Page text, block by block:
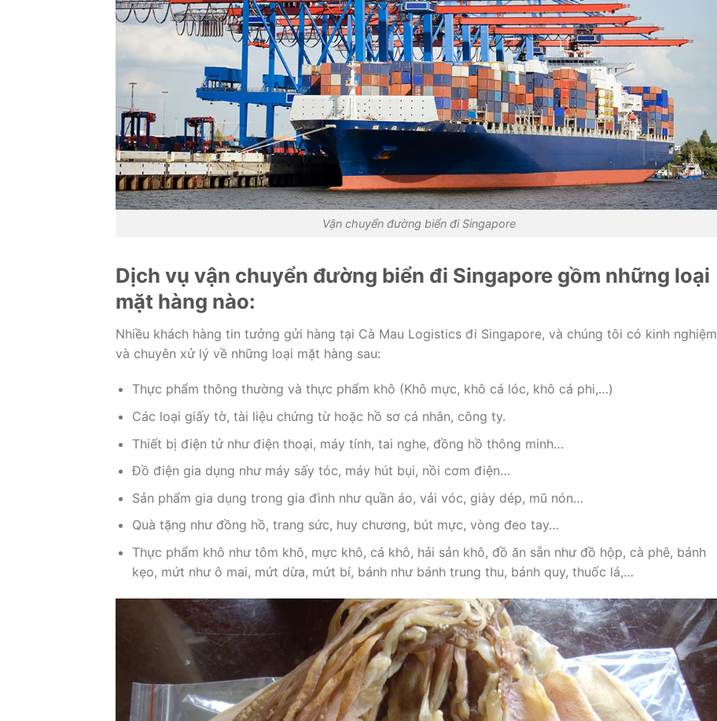
Vận chuyển đường biển đi Singapore
Dịch vụ vận chuyển đường biển đi Singapore gồm những loại
mặt hàng nào:
Nhiều khách hàng tin tưởng gửi hàng tại Cà Mau Logistics đi Singapore, và chúng tôi có kinh nghiệm
và chuyên xử lý về những loại mặt hàng sau:
Thực phẩm thông thường và thực phẩm khô (Khô mực, khô cá lóc, khô cá phi,…)
Các loại giấy tờ, tài liệu chứng từ hoặc hồ sơ cá nhân, công ty.
Thiết bị điện tử như điện thoại, máy tính, tai nghe, đồng hồ thông minh…
Đồ điện gia dụng như máy sấy tóc, máy hút bụi, nồi cơm điện…
Sản phẩm gia dụng trong gia đình như quần áo, vải vóc, giày dép, mũ nón…
Quà tặng như đồng hồ, trang sức, huy chương, bút mực, vòng đeo tay…
Thực phẩm khô như tôm khô, mực khô, cá khô, hải sản khô, đồ ăn sẵn như đồ hộp, cà phê, bánh
kẹo, mứt như ô mai, mứt dừa, mứt bí, bánh như bánh trung thu, bánh quy, thuốc lá,…